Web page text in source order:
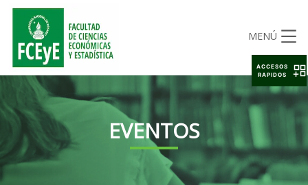
MENÚ
EVENTOS
ACCESOS
RAPIDOS